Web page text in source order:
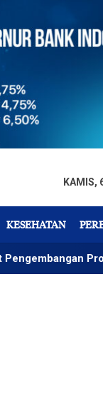
KAMIS,
KESEHATAN
Proyek